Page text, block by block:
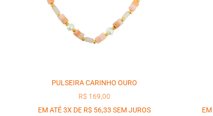
PULSEIRA CARINHO OURO
PREÇO PROMOCIONAL
R$ 169,00
EM ATÉ 3X DE R$ 56,33 SEM JUROS